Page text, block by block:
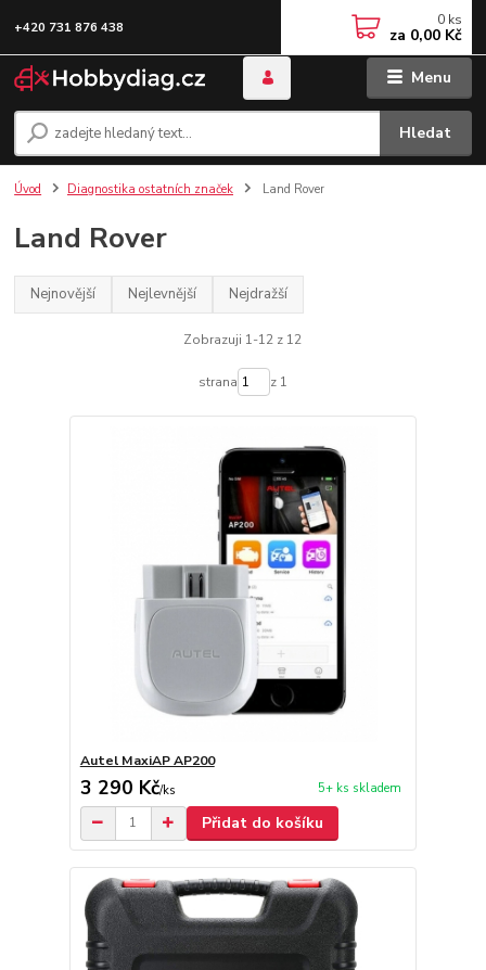
Menu
Hledat
+420 731 876 438 0 ks
za 0,00 Kč
Úvod Diagnostika ostatních značek Land Rover
Land Rover
Nejnovější Nejlevnější Nejdražší
Zobrazuji 1-12 z 12
strana z 1
Autel MaxiAP AP200
3 290 Kč/ks 5+ ks skladem
Přidat do košíku